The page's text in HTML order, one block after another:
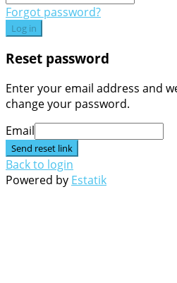
Forgot password?
Log in
Reset password
Enter your email address and
change your password.
Email
Send reset link
Back to login
Powered by Estatik